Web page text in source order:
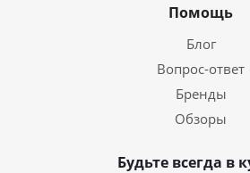
Помощь
Блог
Вопрос-ответ
Бренды
Обзоры
Будьте всегда в